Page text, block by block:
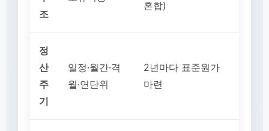
조
혼합)
정
산
주
기
일정·월간·격
월·연단위
2년마다 표준원가
마련